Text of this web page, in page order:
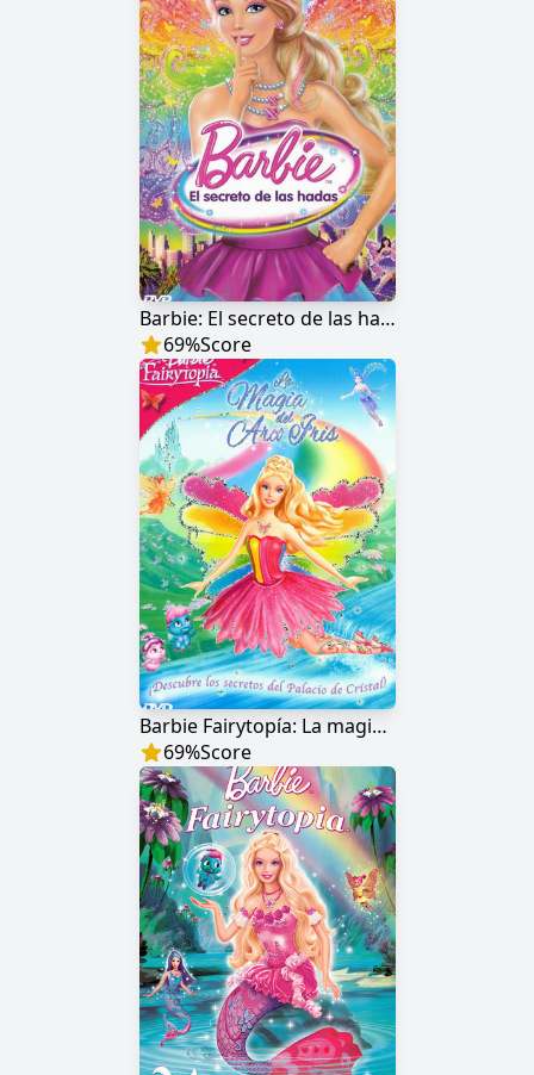
Barbie: El secreto de las hadas
69%Score
Barbie Fairytopía: La magia del arco iris
69%Score